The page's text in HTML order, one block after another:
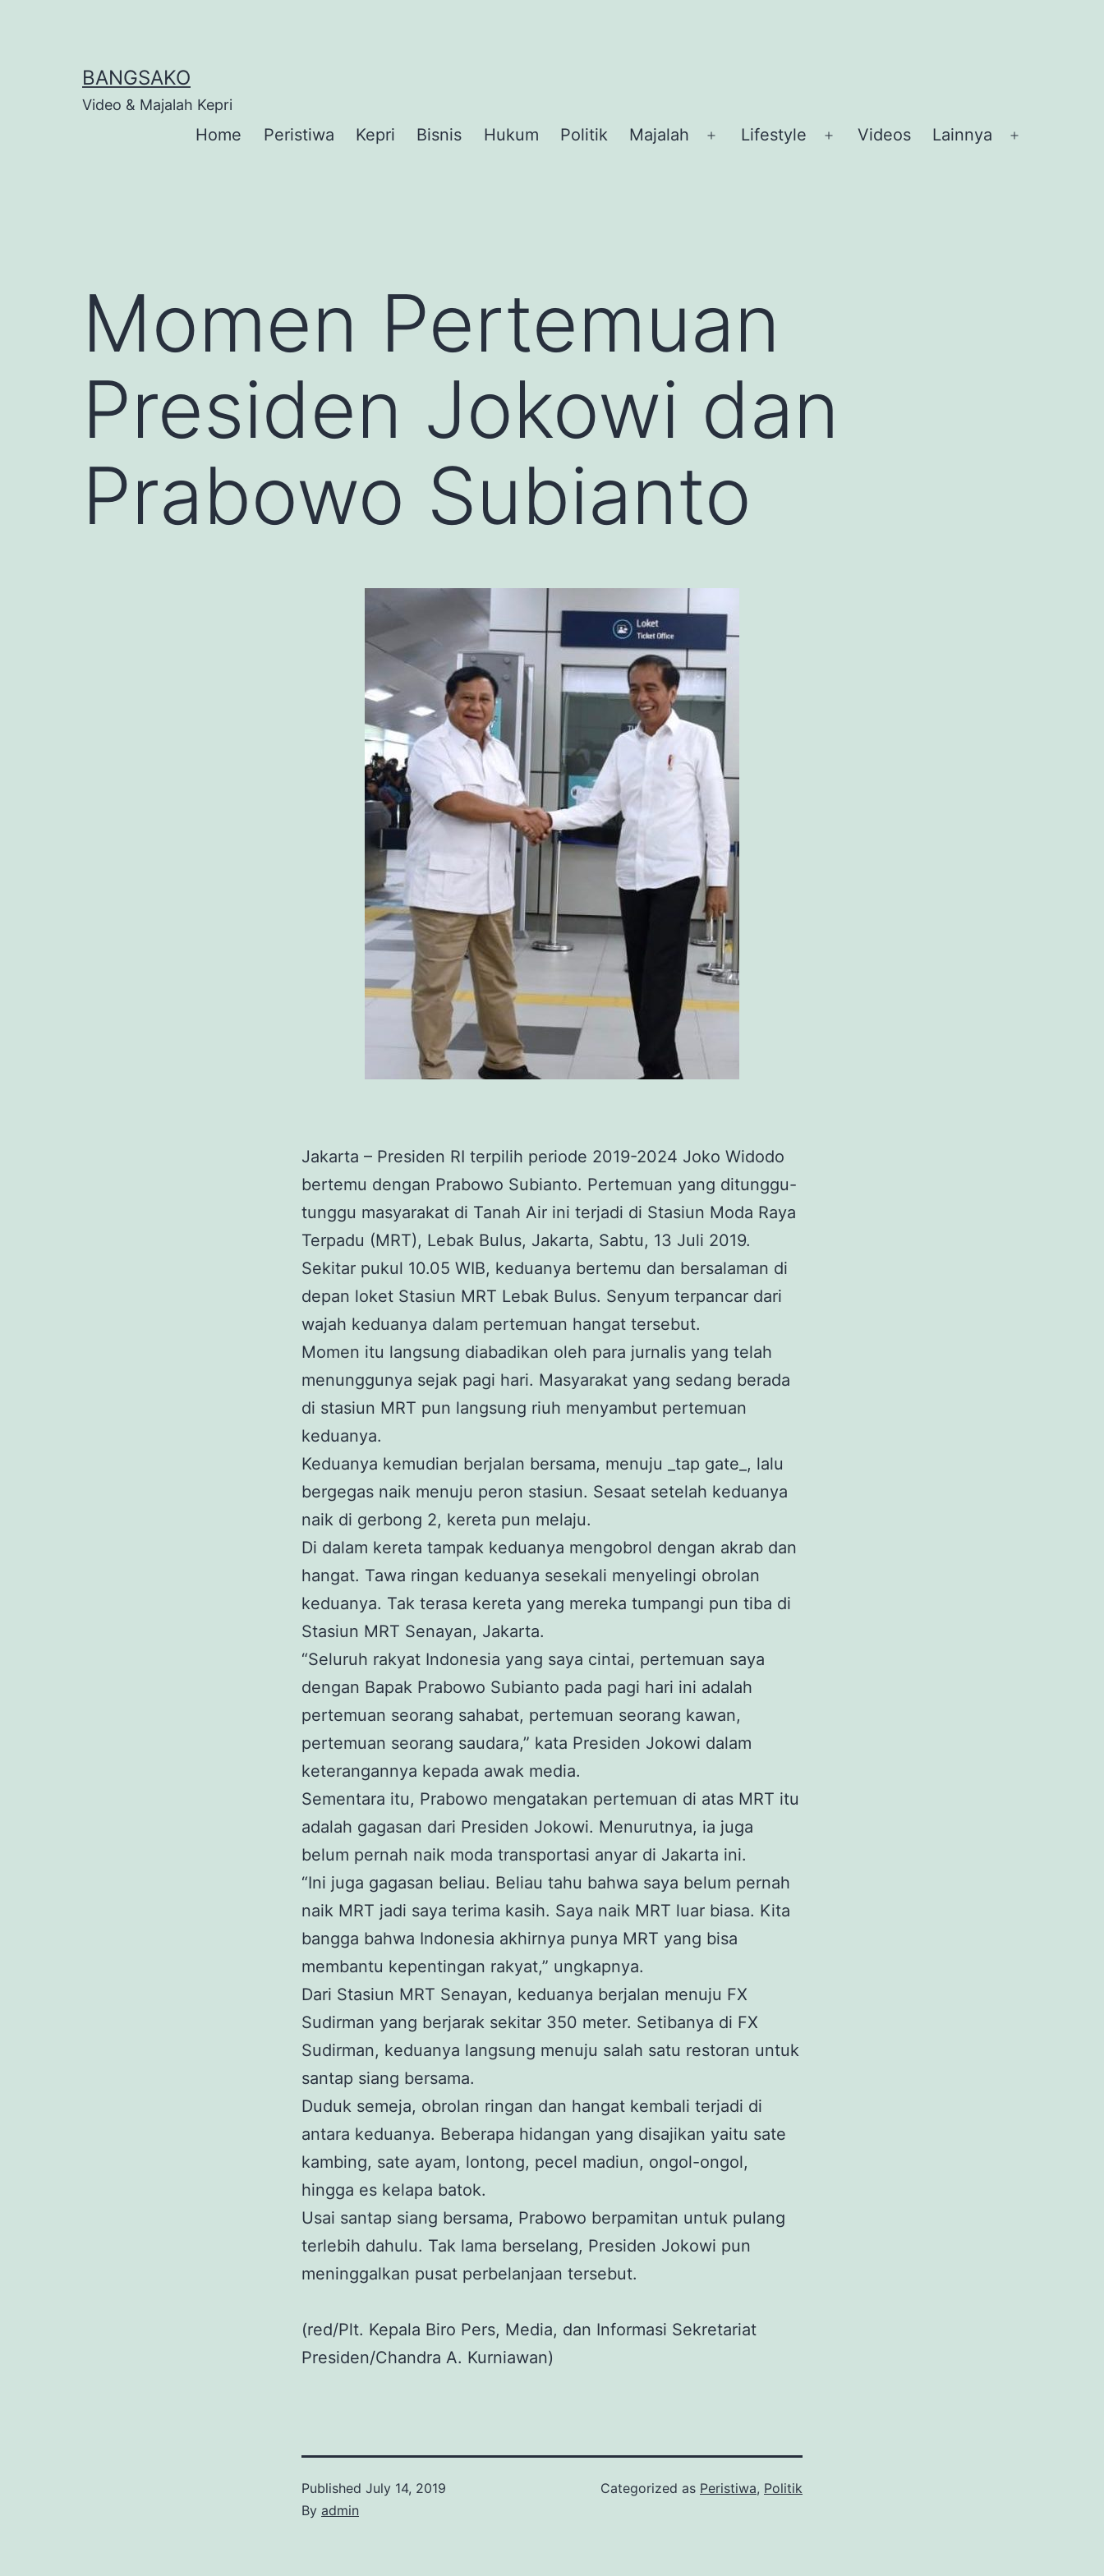
BANGSAKO
Video & Majalah Kepri
Home Peristiwa Kepri Bisnis Hukum Politik Majalah
Open
Lifestyle
Open
Videos Lainnya
Momen Pertemuan
Presiden Jokowi dan
Prabowo Subianto
Jakarta – Presiden RI terpilih periode 2019-2024 Joko Widodo
bertemu dengan Prabowo Subianto. Pertemuan yang ditunggu-
tunggu masyarakat di Tanah Air ini terjadi di Stasiun Moda Raya
Terpadu (MRT), Lebak Bulus, Jakarta, Sabtu, 13 Juli 2019.
Sekitar pukul 10.05 WIB, keduanya bertemu dan bersalaman di
depan loket Stasiun MRT Lebak Bulus. Senyum terpancar dari
wajah keduanya dalam pertemuan hangat tersebut.
Momen itu langsung diabadikan oleh para jurnalis yang telah
menunggunya sejak pagi hari. Masyarakat yang sedang berada
di stasiun MRT pun langsung riuh menyambut pertemuan
keduanya.
Keduanya kemudian berjalan bersama, menuju _tap gate_, lalu
bergegas naik menuju peron stasiun. Sesaat setelah keduanya
naik di gerbong 2, kereta pun melaju.
Di dalam kereta tampak keduanya mengobrol dengan akrab dan
hangat. Tawa ringan keduanya sesekali menyelingi obrolan
keduanya. Tak terasa kereta yang mereka tumpangi pun tiba di
Stasiun MRT Senayan, Jakarta.
“Seluruh rakyat Indonesia yang saya cintai, pertemuan saya
dengan Bapak Prabowo Subianto pada pagi hari ini adalah
pertemuan seorang sahabat, pertemuan seorang kawan,
pertemuan seorang saudara,” kata Presiden Jokowi dalam
keterangannya kepada awak media.
Sementara itu, Prabowo mengatakan pertemuan di atas MRT itu
adalah gagasan dari Presiden Jokowi. Menurutnya, ia juga
belum pernah naik moda transportasi anyar di Jakarta ini.
“Ini juga gagasan beliau. Beliau tahu bahwa saya belum pernah
naik MRT jadi saya terima kasih. Saya naik MRT luar biasa. Kita
bangga bahwa Indonesia akhirnya punya MRT yang bisa
membantu kepentingan rakyat,” ungkapnya.
Dari Stasiun MRT Senayan, keduanya berjalan menuju FX
Sudirman yang berjarak sekitar 350 meter. Setibanya di FX
Sudirman, keduanya langsung menuju salah satu restoran untuk
santap siang bersama.
Duduk semeja, obrolan ringan dan hangat kembali terjadi di
antara keduanya. Beberapa hidangan yang disajikan yaitu sate
kambing, sate ayam, lontong, pecel madiun, ongol-ongol,
hingga es kelapa batok.
Usai santap siang bersama, Prabowo berpamitan untuk pulang
terlebih dahulu. Tak lama berselang, Presiden Jokowi pun
meninggalkan pusat perbelanjaan tersebut.
(red/Plt. Kepala Biro Pers, Media, dan Informasi Sekretariat
Presiden/Chandra A. Kurniawan)
Published July 14, 2019
By admin
Categorized as Peristiwa, Politik